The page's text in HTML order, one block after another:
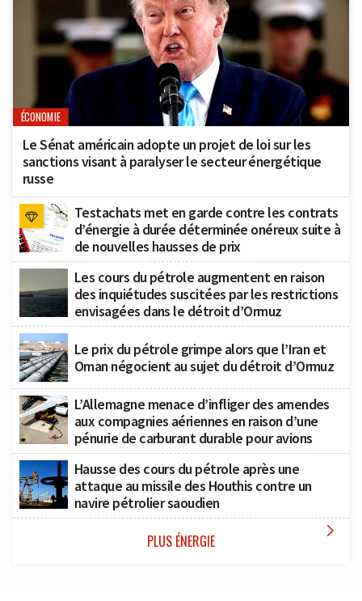
ÉCONOMIE
Le Sénat américain adopte un projet de loi sur les
sanctions visant à paralyser le secteur énergétique
russe
Testachats met en garde contre les contrats
d’énergie à durée déterminée onéreux suite à
de nouvelles hausses de prix
Les cours du pétrole augmentent en raison
des inquiétudes suscitées par les restrictions
envisagées dans le détroit d’Ormuz
Le prix du pétrole grimpe alors que l’Iran et
Oman négocient au sujet du détroit d’Ormuz
L’Allemagne menace d’infliger des amendes
aux compagnies aériennes en raison d’une
pénurie de carburant durable pour avions
Hausse des cours du pétrole après une
attaque au missile des Houthis contre un
navire pétrolier saoudien
PLUS ÉNERGIE 